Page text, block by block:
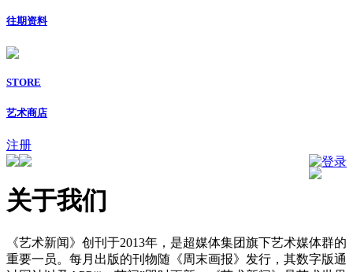
往期资料
STORE
艺术商店
注册
登录
关于我们
《艺术新闻》创刊于2013年，是超媒体集团旗下艺术媒体群的
重要一员。每月出版的刊物随《周末画报》发行，其数字版通